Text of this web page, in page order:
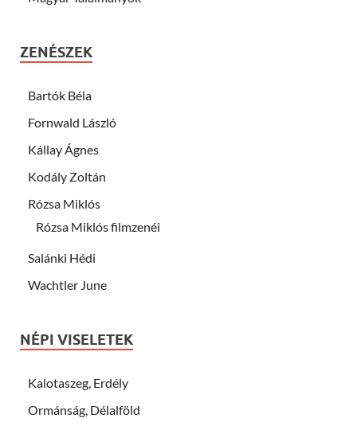
ZENÉSZEK
Bartók Béla
Fornwald László
Kállay Ágnes
Kodály Zoltán
Rózsa Miklós
Rózsa Miklós filmzenéi
Salánki Hédi
Wachtler June
NÉPI VISELETEK
Kalotaszeg, Erdély
Ormánság, Délalföld